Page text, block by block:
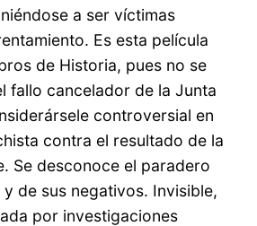
a ser víctimas
Es esta película
de Historia, pues no se
fallo cancelador de la Junta
controversial en
contra el resultado de la
Se desconoce el paradero
de sus negativos. Invisible,
por investigaciones